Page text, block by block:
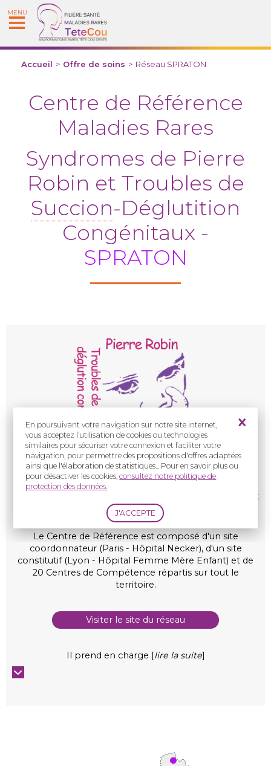
En poursuivant votre navigation sur notre site internet,
vous acceptez l’utilisation de cookies ou technologies
similaires pour sécuriser votre connexion et faciliter votre
navigation, pour permettre des propositions d'offres adaptées
ainsi que l'élaboration de statistiques... Pour en savoir plus ou
pour désactiver les cookies,consultez notre politique de
protection des données.
MENU
Accueil > Offre de soins > Réseau SPRATON
Centre de Référence
Maladies Rares
Syndromes de Pierre
Robin et Troubles de
Succion-Déglutition
Congénitaux -
SPRATON
SPRATON
Syndromes de Pierre Robin et
Succion -Déglutition Congénitaux
Le Centre de Référence est composé d'un site
coordonnateur (Paris - Hôpital Necker), d'un site
constitutif (Lyon - Hôpital Femme Mère Enfant) et de
20 Centres de Compétence répartis sur tout le
territoire.
Visiter le site du réseau
Il prend en charge [lire la suite]